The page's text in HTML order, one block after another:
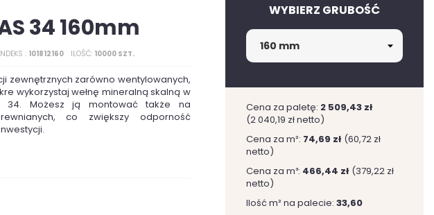
34 160mm
101812160 ILOŚĆ 10000 SZT.
zewnętrznych zarówno wentylowanych,
wykorzystaj wełnę mineralną skalną w
34. Możesz ją montować także na
co zwiększy odporność
WYBIERZ GRUBOŚĆ
Cena za paletę: 2 509,43 zł
(2 040,19 zł netto)
Cena za m²: 74,69 zł (60,72 zł
netto)
Cena za m³: 466,44 zł (379,22 zł
netto)
Ilość m² na palecie: 33,60